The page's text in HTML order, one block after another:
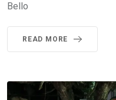
Bello
READ MORE